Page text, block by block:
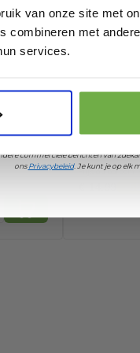
van onze site met
combineren met
services.
Pierre
Pullover
Prijs op bol.com
ons weten
Pak € 5,-
commerciële berichten van
onsPrivacybeleid. Je kunt je op elk